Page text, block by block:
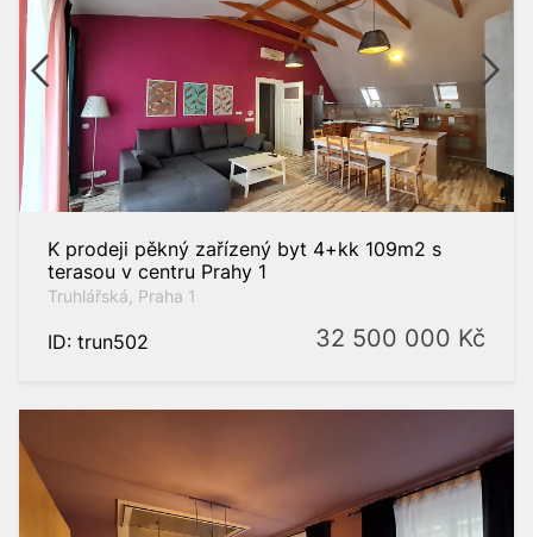
K prodeji pěkný zařízený byt 4+kk 109m2 s
terasou v centru Prahy 1
Truhlářská, Praha 1
ID: trun502 32 500 000 Kč